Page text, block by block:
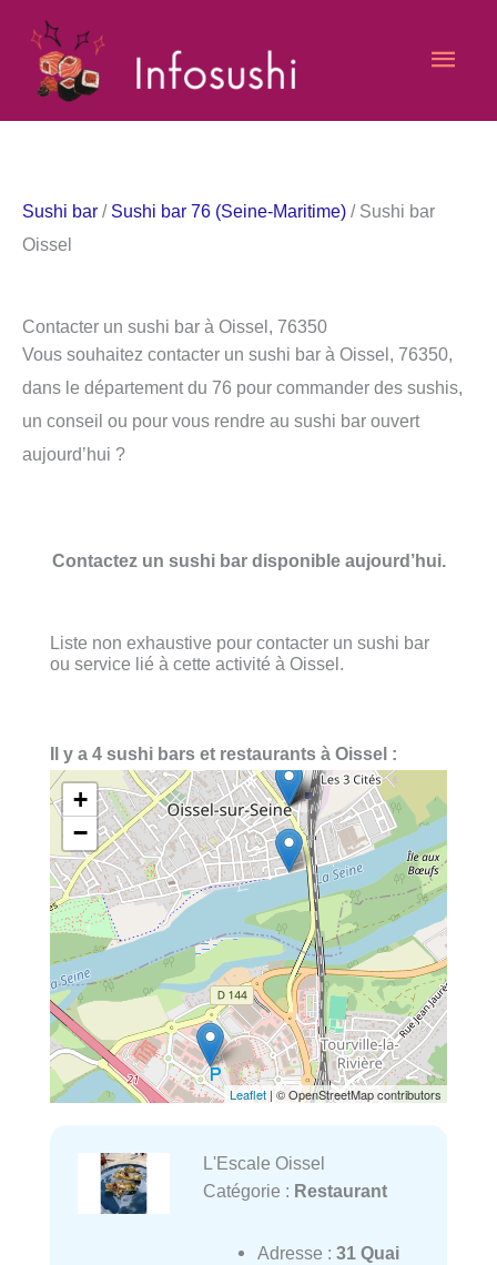
contenu
Sushi bar / Sushi bar 76 (Seine-Maritime) / Sushi bar
Oissel
Contacter un sushi bar à Oissel, 76350
Vous souhaitez contacter un sushi bar à Oissel, 76350,
dans le département du 76 pour commander des sushis,
un conseil ou pour vous rendre au sushi bar ouvert
aujourd’hui ?
Contactez un sushi bar disponible aujourd’hui.
Liste non exhaustive pour contacter un sushi bar
ou service lié à cette activité à Oissel.
Il y a 4 sushi bars et restaurants à Oissel :
+
−
Leaflet | © OpenStreetMap contributors
L'Escale Oissel
Catégorie : Restaurant
Adresse : 31 Quai